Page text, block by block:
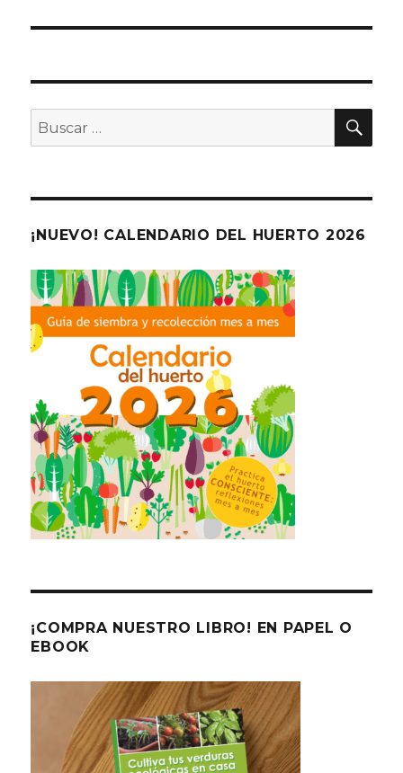
Buscar
por:
¡NUEVO! CALENDARIO DEL HUERTO 2026
¡COMPRA NUESTRO LIBRO! EN PAPEL O
EBOOK